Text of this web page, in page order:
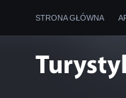
STRONA GŁÓWNA